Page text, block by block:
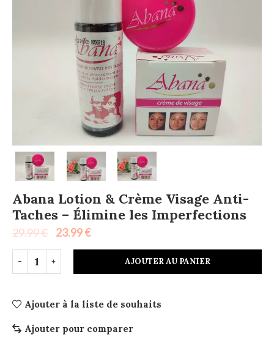
Abana Lotion & Crème Visage Anti-
Taches – Élimine les Imperfections
29.99€ 23.99€
AJOUTER AU PANIER
Ajouter à la liste de souhaits
Ajouter pour comparer